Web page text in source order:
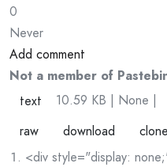
0
Never
Add comment
Not a member of
text
10.59 KB | None |
raw
download clone
<div style="display: